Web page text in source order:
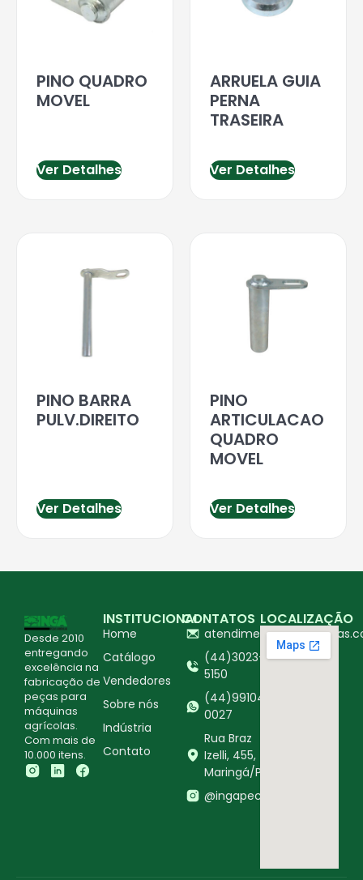
PINO QUADRO
MOVEL
Ver Detalhes
ARRUELA GUIA
PERNA
TRASEIRA
Ver Detalhes
PINO BARRA
PULV.DIREITO
Ver Detalhes
PINO
ARTICULACAO
QUADRO
MOVEL
Ver Detalhes
Desde 2010
entregando
excelência na
fabricação de
peças para
máquinas
agrícolas.
Com mais de
10.000 itens.
INSTITUCIONAL
Home
Catálogo
Vendedores
Sobre nós
Indústria
Contato
CONTATOS
(44)3023-
5150
(44)99104-
0027
Rua Braz
Izelli, 455,
Maringá/PR
@ingapecasagricolas
LOCALIZAÇÃO